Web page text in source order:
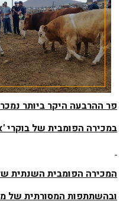
פר ההרבעה היקר ביותר נמכר ב- 25 אלף
במכירה הפומבית של בוקרי
המכירה הפומבית השנתית
ובהשתתפות המסורתית של